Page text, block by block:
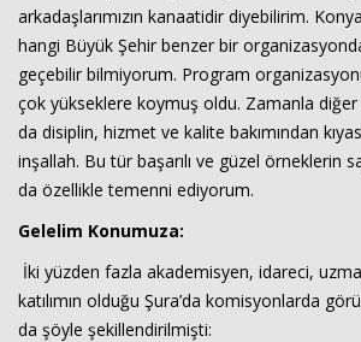
arkadaşlarımızın kanaatidir diyebilirim.
hangi Büyük Şehir benzer bir
geçebilir bilmiyorum. Program
çok yükseklere koymuş oldu. Zamanla
da disiplin, hizmet ve kalite bakımından
inşallah. Bu tür başarılı ve güzel örneklerin
da özellikle temenni ediyorum.
Gelelim Konumuza:
İki yüzden fazla akademisyen, idareci,
katılımın olduğu Şura’da komisyonlarda
da şöyle şekillendirilmişti: